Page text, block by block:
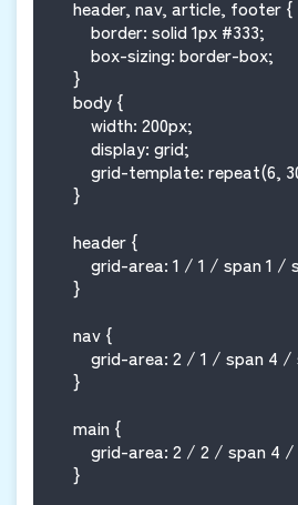
    header, nav, article, footer {
        border: solid 1px #333;
        box-sizing: border-box;
    }
    body {
        width: 200px;
        display: grid;
grid-template:
    }
    header {
grid-area: 1 / 1 / span 1
    }
    nav {
grid-area: 2 / 1 / span 4
    }
    main {
grid-area: 2 / 2 / span 4
    }